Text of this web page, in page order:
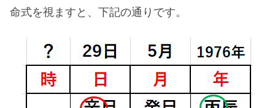
命式を視ますと、下記の通りです。